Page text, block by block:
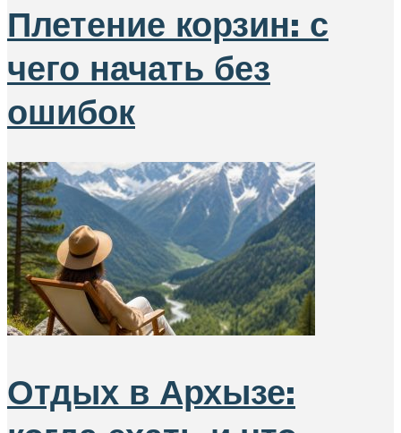
Плетение корзин: с
чего начать без
ошибок
Отдых в Архызе: